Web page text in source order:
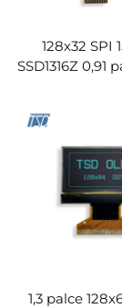
128x32 SPI
SSD1316Z 0,91
1,3 palce